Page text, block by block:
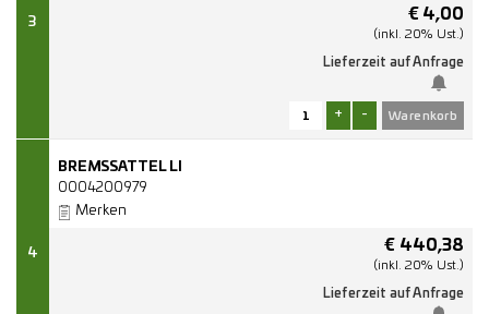
3 € 4,00
(inkl. 20% Ust.)
Lieferzeit auf Anfrage
+ -
4
BREMSSATTEL LI
0004200979
Merken
€ 440,38
(inkl. 20% Ust.)
Lieferzeit auf Anfrage